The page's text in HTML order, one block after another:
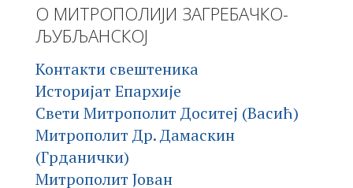
О МИТРОПОЛИЈИ ЗАГРЕБАЧКО-
ЉУБЉАНСКОЈ
Контакти свештеника
Историјат Епархије
Свети Митрополит Доситеј (Васић)
Митрополит Др. Дамаскин
(Грданички)
Митрополит Јован